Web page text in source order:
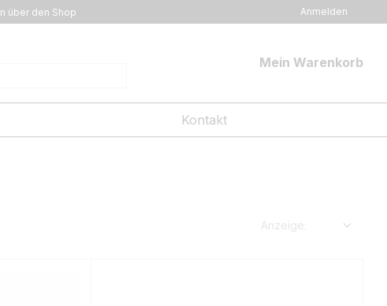
über den Shop Anmelden
Mein Warenkorb
Kontakt
Anzeige: